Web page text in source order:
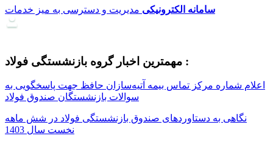
سامانه الکترونیکی مدیریت و دسترسی به میز خدمات
مهمترین اخبار گروه بازنشستگی فولاد :
اعلام شماره مرکز تماس بیمه آتیه‌سازان حافظ جهت پاسخگویی به
سوالات بازنشستگان صندوق فولاد
نگاهی به دستاوردهای صندوق بازنشستگی فولاد در شش ماهه
نخست سال 1403